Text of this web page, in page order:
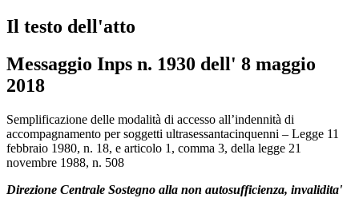
Il testo dell'atto
Messaggio Inps n. 1930 dell' 8 maggio
2018
Messaggio Inps n. 1930 dell' 8 maggio 2018
Semplificazione delle modalità di accesso all’indennità di
accompagnamento per soggetti ultrasessantacinquenni – Legge 11
febbraio 1980, n. 18, e articolo 1, comma 3, della legge 21
novembre 1988, n. 508
Direzione Centrale Sostegno alla non autosufficienza, invalidita'